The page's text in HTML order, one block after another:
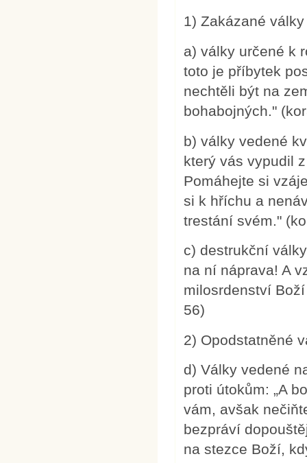
1) Zakázané války
a) války určené k
toto je příbytek
nechtěli být na
bohabojných."
b) války vedené
který vás vypudil
Pomáhejte si
si k hříchu a
trestání svém."
c) destrukční
na ní náprava! A
milosrdenství
56)
2) Opodstatněné
d) Války vedené
proti útokům: „A
vám, avšak
bezpráví
na stezce Boží,